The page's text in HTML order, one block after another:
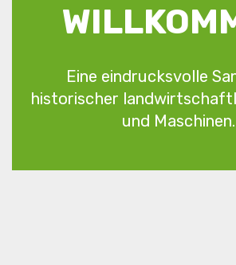
Eine eindrucksvolle
historischer
und Maschinen.